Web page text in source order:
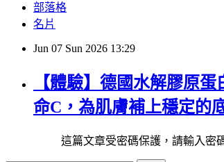
部落格
名片
Jun 07 Sun 2026 13:29
【體驗】德國水解膠原
命C，為肌膚補上穩定的
這篇文章受密碼保護，請輸入密